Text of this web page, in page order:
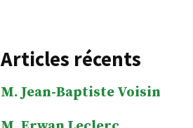
Articles récents
M. Jean-Baptiste Voisin